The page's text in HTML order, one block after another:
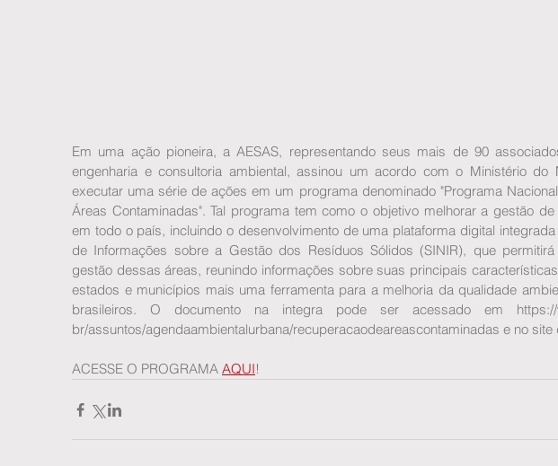
Em uma ação pioneira, a AESAS, representando seus mais de 90
engenharia e consultoria ambiental, assinou um acordo com o Ministério do
executar uma série de ações em um programa denominado "Programa
Áreas Contaminadas". Tal programa tem como o objetivo melhorar a gestão
em todo o país, incluindo o desenvolvimento de uma plataforma digital
de Informações sobre a Gestão dos Resíduos Sólidos (SINIR), que
gestão dessas áreas, reunindo informações sobre suas principais
estados e municípios mais uma ferramenta para a melhoria da qualidade
brasileiros. O documento na integra pode ser acessado em https://
br/assuntos/agendaambientalurbana/recuperacaodeareascontaminadas e no site
ACESSE O PROGRAMA AQUI!